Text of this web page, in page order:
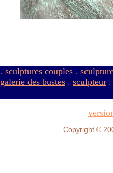
. sculptures couples .
galerie des bustes . sculpteur
Copyright ©